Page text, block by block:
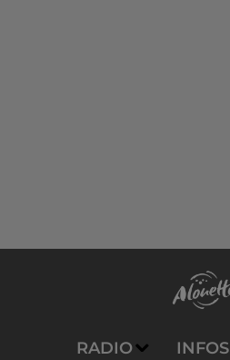
RADIO INFOS